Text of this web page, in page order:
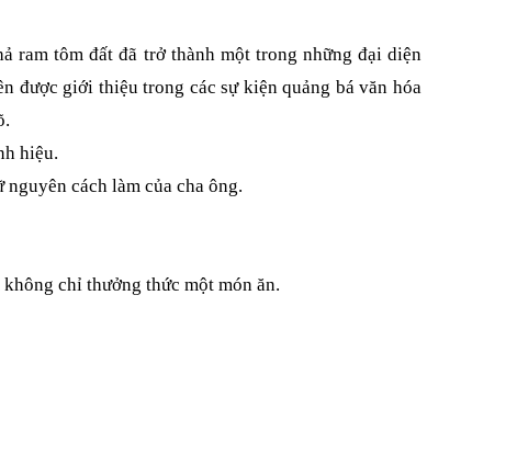
ram tôm đất đã trở thành một trong những đại diện
được giới thiệu trong các sự kiện quảng bá văn hóa
hiệu.
cách làm của cha ông.
chỉ thưởng thức một món ăn.